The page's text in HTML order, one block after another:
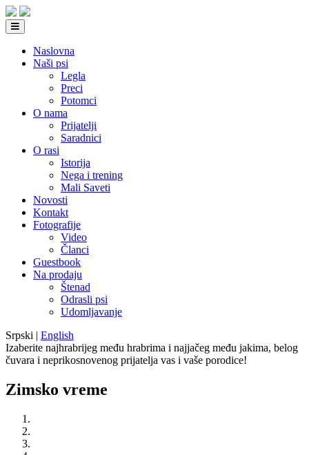
Naslovna
Naši psi
Legla
Preci
Potomci
O nama
Prijatelji
Saradnici
O rasi
Istorija
Nega i trening
Mali Saveti
Novosti
Kontakt
Fotografije
Video
Članci
Guestbook
Na prodaju
Štenad
Odrasli psi
Udomljavanje
Srpski | English
Izaberite najhrabrijeg među hrabrima i najjačeg među jakima, belog
čuvara i neprikosnovenog prijatelja vas i vaše porodice!
Zimsko vreme